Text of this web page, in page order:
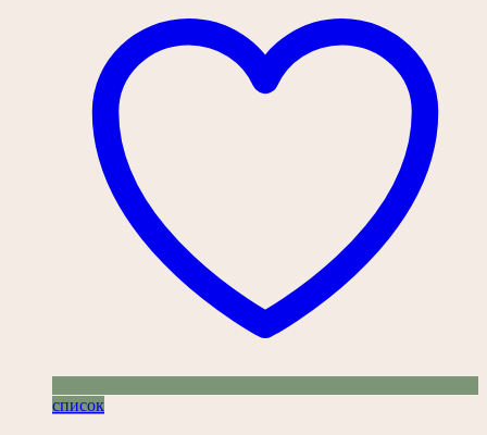
вариаций.
Опции
можно
список